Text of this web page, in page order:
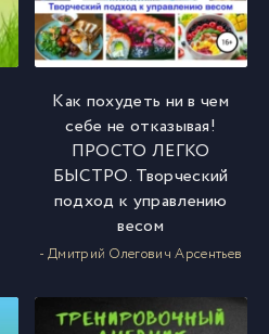
Как похудеть ни в чем
себе не отказывая!
ПРОСТО ЛЕГКО
БЫСТРО. Творческий
подход к управлению
весом
- Дмитрий Олегович Арсентьев